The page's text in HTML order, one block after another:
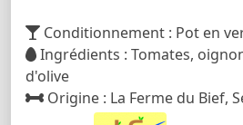
Conditionnement : Pot en
Ingrédients : Tomates,
d'olive
Origine : La Ferme du Bief,